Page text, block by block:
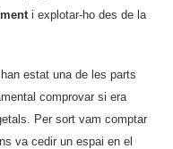
i explotar-ho des de la
estat una de les parts
comprovar si era
Per sort vam comptar
va cedir un espai en el